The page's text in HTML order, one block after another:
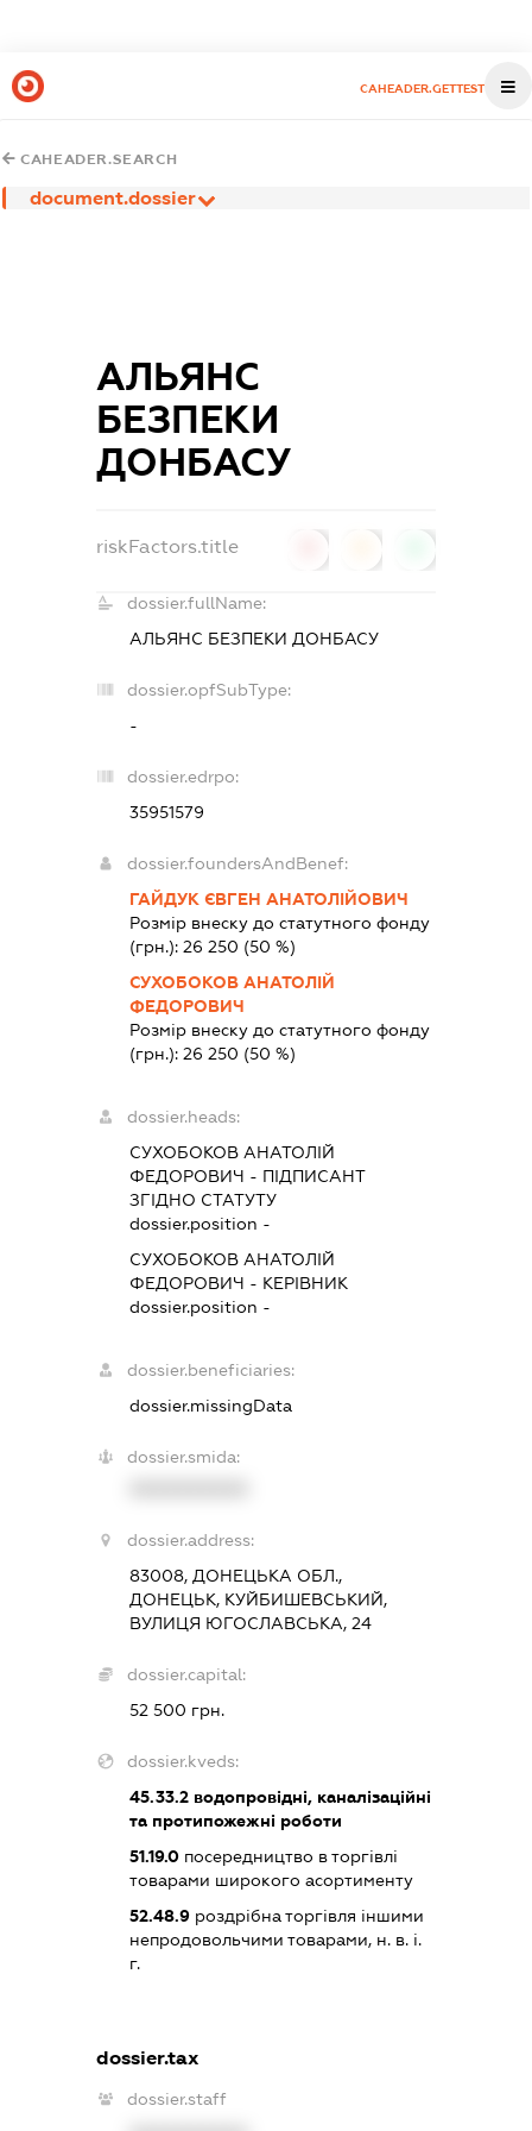
CAHEADER.GETTEST
CAHEADER.SEARCH
document.dossier
АЛЬЯНС
БЕЗПЕКИ
ДОНБАСУ
riskFactors.title
dossier.fullName:
АЛЬЯНС БЕЗПЕКИ ДОНБАСУ
dossier.opfSubType:
-
dossier.edrpo:
35951579
dossier.foundersAndBenef:
ГАЙДУК ЄВГЕН АНАТОЛІЙОВИЧ
Розмір внеску до статутного фонду
(грн.):26 250 (50 %)
СУХОБОКОВ АНАТОЛІЙ
ФЕДОРОВИЧ
Розмір внеску до статутного фонду
(грн.):26 250 (50 %)
dossier.heads:
СУХОБОКОВ АНАТОЛІЙ
ФЕДОРОВИЧ - ПІДПИСАНТ
ЗГІДНО СТАТУТУ
dossier.position -
СУХОБОКОВ АНАТОЛІЙ
ФЕДОРОВИЧ - КЕРІВНИК
dossier.position -
dossier.beneficiaries:
dossier.missingData
dossier.smida:
dossier.address:
83008, ДОНЕЦЬКА ОБЛ.,
ДОНЕЦЬК, КУЙБИШЕВСЬКИЙ,
ВУЛИЦЯ ЮГОСЛАВСЬКА, 24
dossier.capital:
52 500 грн.
dossier.kveds:
45.33.2 водопровідні, каналізаційні
та протипожежні роботи
51.19.0 посередництво в торгівлі
товарами широкого асортименту
52.48.9 роздрібна торгівля іншими
непродовольчими товарами, н. в. і.
г.
dossier.tax
dossier.staff